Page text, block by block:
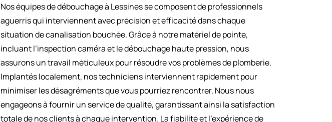
Nos équipes de débouchage à Lessines se composent de professionnels
aguerris qui interviennent avec précision et efficacité dans chaque
situation de canalisation bouchée. Grâce à notre matériel de pointe,
incluant l’inspection caméra et le débouchage haute pression, nous
assurons un travail méticuleux pour résoudre vos problèmes de plomberie.
Implantés localement, nos techniciens interviennent rapidement pour
minimiser les désagréments que vous pourriez rencontrer. Nous nous
engageons à fournir un service de qualité, garantissant ainsi la satisfaction
totale de nos clients à chaque intervention. La fiabilité et l’expérience de